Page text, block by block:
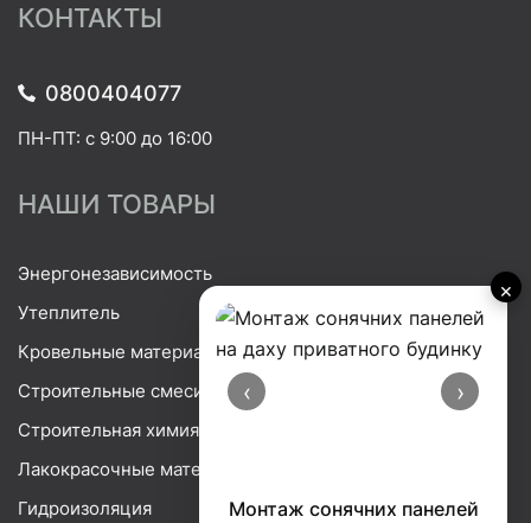
×
‹ ›
Монтаж сонячних панелей
КОНТАКТЫ
0800404077
ПН-ПТ: с 9:00 до 16:00
НАШИ ТОВАРЫ
Энергонезависимость
Утеплитель
Кровельные материалы
Строительные смеси
Строительная химия
Лакокрасочные материалы
Гидроизоляция